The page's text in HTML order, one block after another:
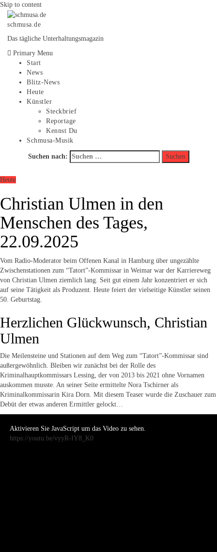
Skip to content
schmusa.de
Das tägliche Unterhaltungsmagazin
Primary Menu
Start
News
Blitz-News
Heute
Künstler
Steckbrief
Reportage
Kennst Du
Schmusa-Musik
Suchen nach:
Heute
Christian Ulmen in den
Menschen des Tages,
22.09.2025
Vom Radio-Moderator beim Offenen Kanal in Hamburg über ungezählte
Zwischenstationen zum “Tatort”-Kommissar in Weimar war der Karriereweg
von Christian Ulmen ziemlich lang. Seit gut einem Jahr konzentriert er sich
auf seine Tätigkeit als Produzent. Heute feiert der vielseitige Künstler seinen
50. Geburtstag.
Herzlichen Glückwunsch, Christian
Ulmen
Die Meilensteine und Stationen auf dem Weg zum “Tatort”-Kommissar sind
außergewöhnlich. Bleiben wir zunächst bei der Rolle des
Kriminalhauptkommissars Lessing, der von 2013 bis 2021 ohne Vornamen
auskommen musste. An seiner Seite ermittelte Nora Tschirner als
Kriminalkommissarin Kira Dorn. Mit diesem Teaser wurde die Zuschauer zum
Debüt der etwas anderen Ermittler gelockt…
Aktivieren Sie JavaScript um das Video zu sehen.
https://youtu.be/vyyR-IY8_K0